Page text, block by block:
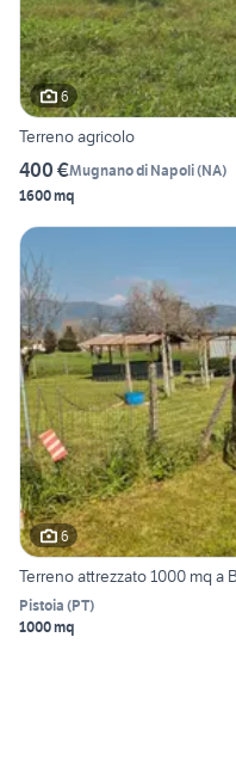
6
Terreno agricolo
400 €Mugnano di Napoli(NA)
1600 mq
6
Terreno attrezzato 1000 mq a
Pistoia (PT)
1000 mq